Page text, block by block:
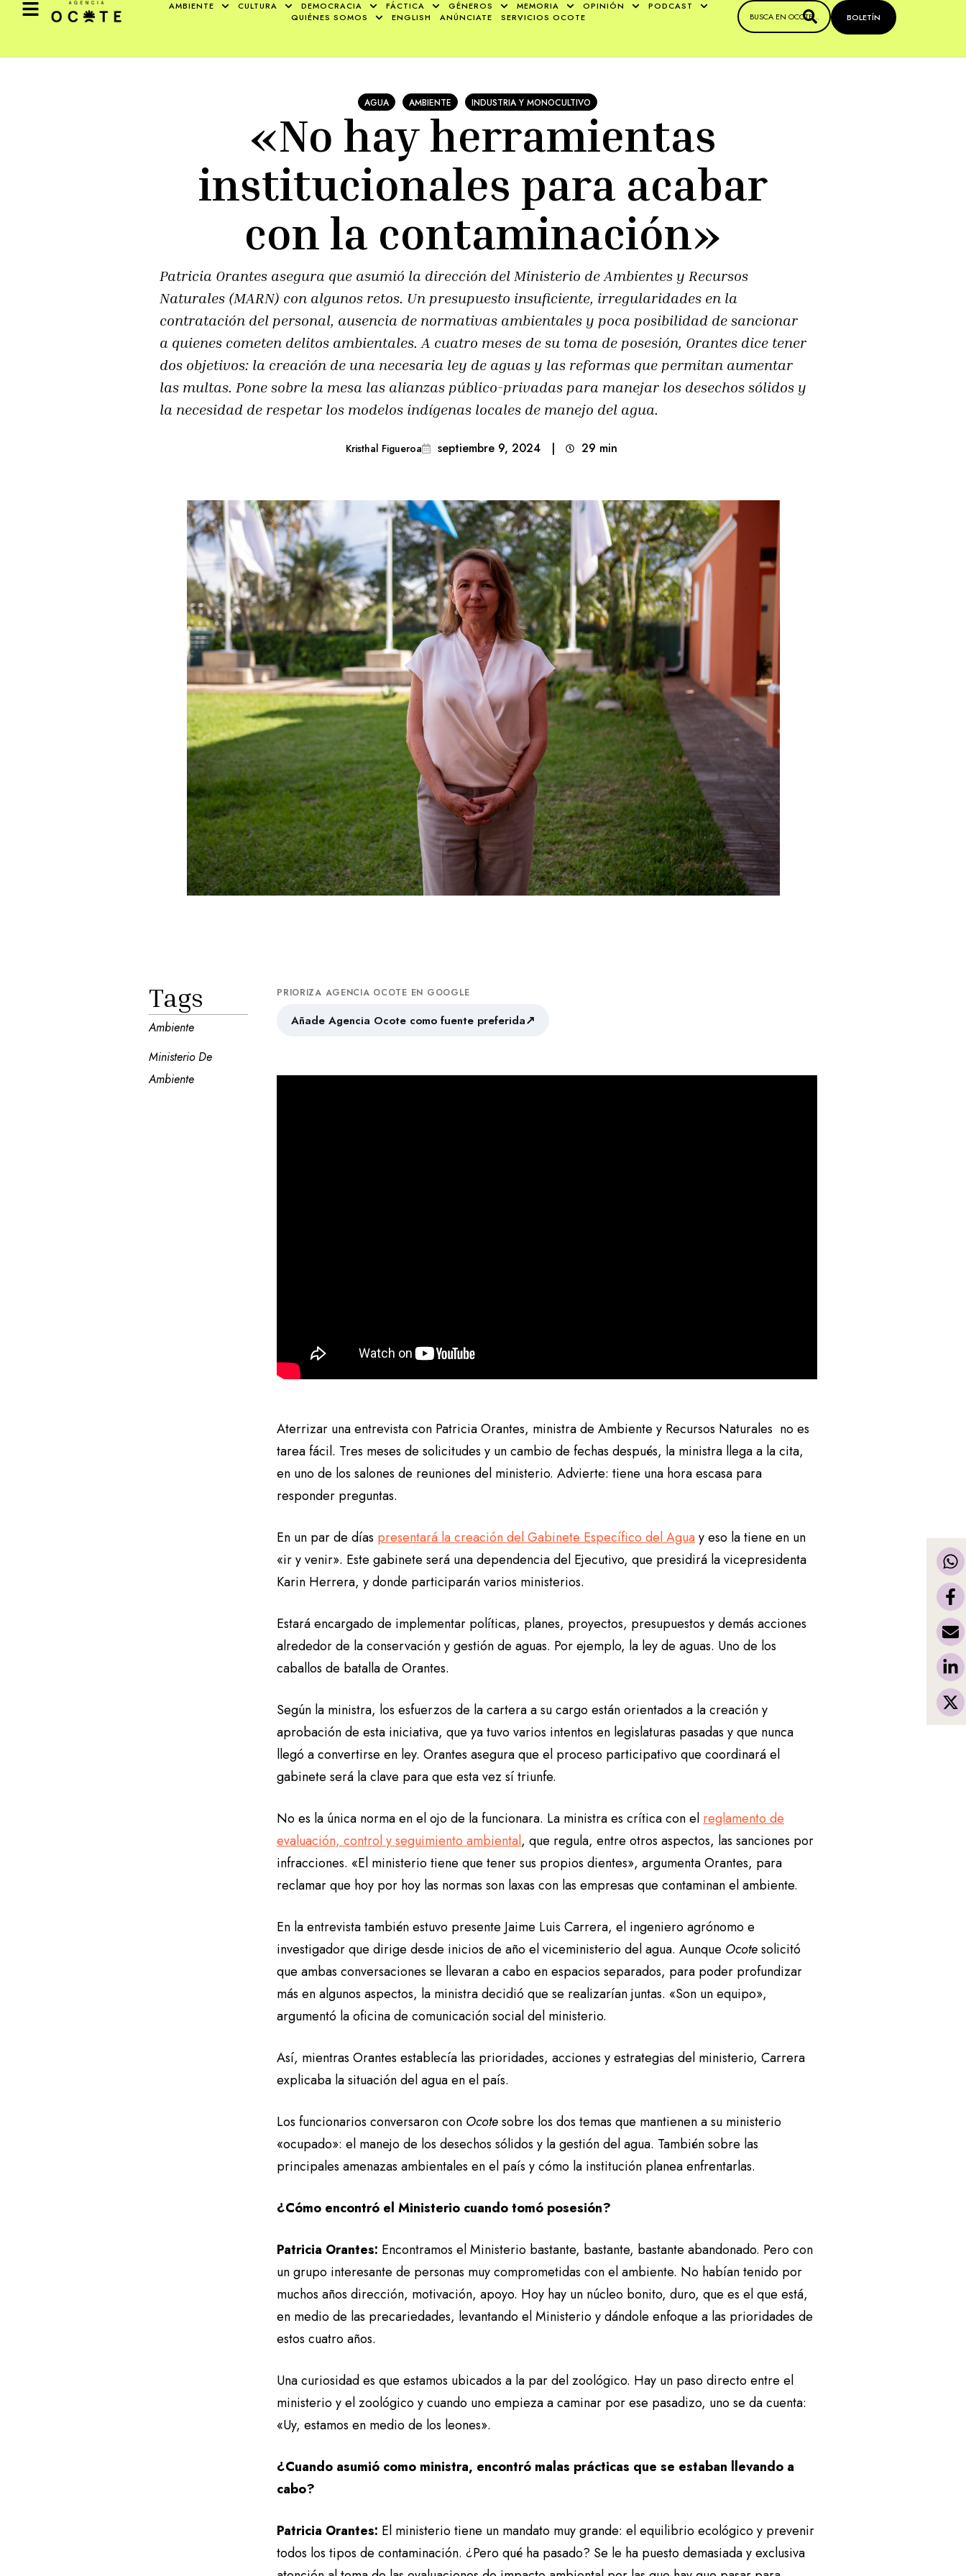
AMBIENTE CULTURA DEMOCRACIA FÁCTICA GÉNEROS MEMORIA OPINIÓN
PODCAST
QUIÉNES SOMOS
ENGLISH ANÚNCIATE SERVICIOS OCOTE BOLETÍN
AGUA AMBIENTE INDUSTRIA Y MONOCULTIVO
«No hay herramientas
institucionales para acabar
con la contaminación»
Patricia Orantes asegura que asumió la dirección del Ministerio de Ambientes y Recursos
Naturales (MARN) con algunos retos. Un presupuesto insuficiente, irregularidades en la
contratación del personal, ausencia de normativas ambientales y poca posibilidad de sancionar
a quienes cometen delitos ambientales. A cuatro meses de su toma de posesión, Orantes dice tener
dos objetivos: la creación de una necesaria ley de aguas y las reformas que permitan aumentar
las multas. Pone sobre la mesa las alianzas público-privadas para manejar los desechos sólidos y
la necesidad de respetar los modelos indígenas locales de manejo del agua.
Kristhal Figueroa septiembre 9, 2024 | 29 min
Tags
Ambiente
Ministerio De
Ambiente
PRIORIZA AGENCIA OCOTE EN GOOGLE
Añade Agencia Ocote como fuente preferida↗
Aterrizar una entrevista con Patricia Orantes, ministra de Ambiente y Recursos Naturales no es
tarea fácil. Tres meses de solicitudes y un cambio de fechas después, la ministra llega a la cita,
en uno de los salones de reuniones del ministerio. Advierte: tiene una hora escasa para
responder preguntas.
En un par de días presentará la creación del Gabinete Específico del Aguay eso la tiene en un
«ir y venir». Este gabinete será una dependencia del Ejecutivo, que presidirá la vicepresidenta
Karin Herrera, y donde participarán varios ministerios.
Estará encargado de implementar políticas, planes, proyectos, presupuestos y demás acciones
alrededor de la conservación y gestión de aguas. Por ejemplo, la ley de aguas. Uno de los
caballos de batalla de Orantes.
Según la ministra, los esfuerzos de la cartera a su cargo están orientados a la creación y
aprobación de esta iniciativa, que ya tuvo varios intentos en legislaturas pasadas y que nunca
llegó a convertirse en ley. Orantes asegura que el proceso participativo que coordinará el
gabinete será la clave para que esta vez sí triunfe.
No es la única norma en el ojo de la funcionara. La ministra es crítica con el reglamento de
evaluación, control y seguimiento ambiental, que regula, entre otros aspectos, las sanciones por
infracciones. «El ministerio tiene que tener sus propios dientes», argumenta Orantes, para
reclamar que hoy por hoy las normas son laxas con las empresas que contaminan el ambiente.
En la entrevista también estuvo presente Jaime Luis Carrera, el ingeniero agrónomo e
investigador que dirige desde inicios de año el viceministerio del agua. Aunque Ocotesolicitó
que ambas conversaciones se llevaran a cabo en espacios separados, para poder profundizar
más en algunos aspectos, la ministra decidió que se realizarían juntas. «Son un equipo»,
argumentó la oficina de comunicación social del ministerio.
Así, mientras Orantes establecía las prioridades, acciones y estrategias del ministerio, Carrera
explicaba la situación del agua en el país.
Los funcionarios conversaron con Ocotesobre los dos temas que mantienen a su ministerio
«ocupado»: el manejo de los desechos sólidos y la gestión del agua. También sobre las
principales amenazas ambientales en el país y cómo la institución planea enfrentarlas.
¿Cómo encontró el Ministerio cuando tomó posesión?
Patricia Orantes: Encontramos el Ministerio bastante, bastante, bastante abandonado. Pero con
un grupo interesante de personas muy comprometidas con el ambiente. No habían tenido por
muchos años dirección, motivación, apoyo. Hoy hay un núcleo bonito, duro, que es el que está,
en medio de las precariedades, levantando el Ministerio y dándole enfoque a las prioridades de
estos cuatro años.
Una curiosidad es que estamos ubicados a la par del zoológico. Hay un paso directo entre el
ministerio y el zoológico y cuando uno empieza a caminar por ese pasadizo, uno se da cuenta:
«Uy, estamos en medio de los leones».
¿Cuando asumió como ministra, encontró malas prácticas que se estaban llevando a
cabo?
Patricia Orantes: El ministerio tiene un mandato muy grande: el equilibrio ecológico y prevenir
todos los tipos de contaminación. ¿Pero qué ha pasado? Se le ha puesto demasiada y exclusiva